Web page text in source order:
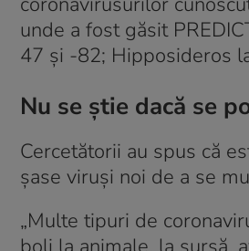
unde a fost găsit
47 și -82; Hipposideros
Nu se știe dacă se
Cercetătorii au spus că
șase viruși noi de a se
„Multe tipuri de